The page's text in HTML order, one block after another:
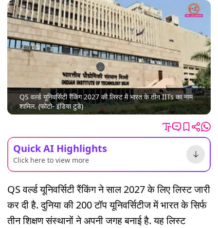
QS वर्ल्ड यूनिवर्सिटी रैंकिंग 2027 की लिस्ट में भारत के तीन IITs का नाम
शामिल. (फोटो- इंडिया टुडे)
Quick AI Highlights
Click here to view more
QS वर्ल्ड यूनिवर्सिटी रैंकिंग ने साल 2027 के लिए लिस्ट जारी
कर दी है. दुनिया की 200 टॉप यूनिवर्सिटीज में भारत के सिर्फ
तीन शिक्षण संस्थानों ने अपनी जगह बनाई है. यह लिस्ट